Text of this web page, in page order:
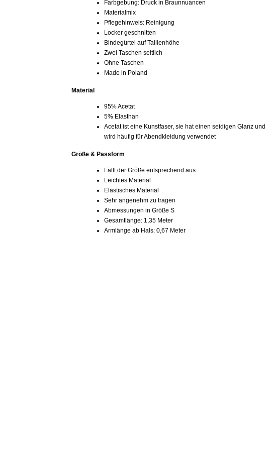
Farbgebung: Druck in Braunnuancen
Materialmix
Pflegehinweis: Reinigung
Locker geschnitten
Bindegürtel auf Taillenhöhe
Zwei Taschen seitlich
Ohne Taschen
Made in Poland
Material
95% Acetat
5% Elasthan
Acetat ist eine Kunstfaser, sie hat einen seidigen Glanz und
wird häufig für Abendkleidung verwendet
Größe & Passform
Fällt der Größe entsprechend aus
Leichtes Material
Elastisches Material
Sehr angenehm zu tragen
Abmessungen in Größe S
Gesamtlänge: 1,35 Meter
Armlänge ab Hals: 0,67 Meter